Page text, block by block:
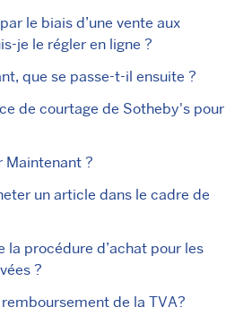
le biais d’une vente aux
je le régler en ligne ?
que se passe-t-il ensuite ?
de courtage de Sotheby's pour
Maintenant ?
un article dans le cadre de
la procédure d’achat pour les
?
de la TVA?